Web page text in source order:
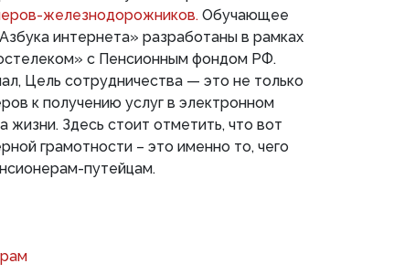
железнодорожников. Обучающее
интернета» разработаны в рамках
с Пенсионным фондом РФ.
Цель сотрудничества — это не только
к получению услуг в электронном
жизни. Здесь стоит отметить, что вот
грамотности – это именно то, чего
путейцам.